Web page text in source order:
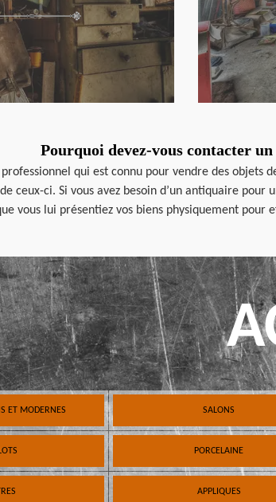
Pourquoi devez-vous contacter
qui est connu pour vendre des objets
ceux-ci. Si vous avez besoin d’un antiquaire
vous lui présentiez vos biens physiquement pour
ET MODERNES SALONS
PORCELAINE
APPLIQUES